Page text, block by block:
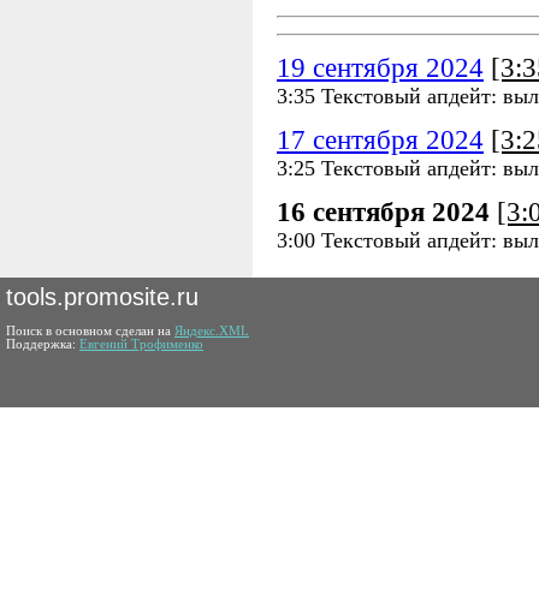
19 сентября 2024
3:35 Текстовый апдейт:
17 сентября 2024
3:25 Текстовый апдейт:
16 сентября 2024
3:00 Текстовый апдейт:
tools.promosite.ru
Поиск в основном сделан на Яндекс.XML
Поддержка: Евгений Трофименко